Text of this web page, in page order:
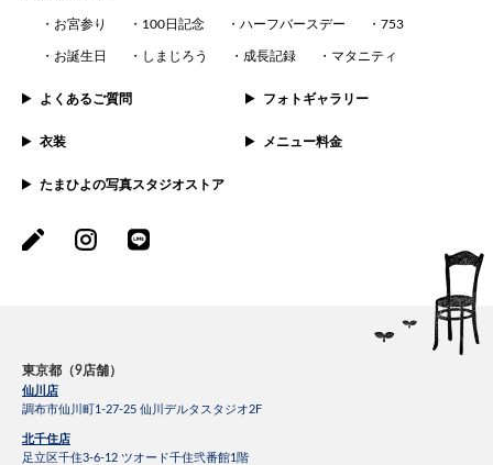
お宮参り 100日記念 ハーフバースデー 753
お誕生日 しまじろう 成長記録 マタニティ
よくあるご質問 フォトギャラリー
衣装 メニュー料金
たまひよの写真スタジオストア
東京都（9店舗）
仙川店
調布市仙川町1-27-25 仙川デルタスタジオ2F
北千住店
足立区千住3-6-12 ツオード千住弐番館1階